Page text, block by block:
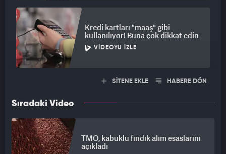
Kredi kartları "maaş" gibi
kullanılıyor! Buna çok dikkat edin
VIDEOYU İZLE
SİTENE EKLE HABERE DÖN
Sıradaki Video
TMO, kabuklu fındık alım esaslarını
açıkladı